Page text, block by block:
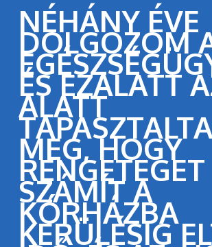
NÉHÁNY ÉVE
DOLGOZOM
ÉS EZALATT
ALATT
MEG, HOGY
RENGETEGET
SZÁMÍT A
KÓRHÁZBA
KERÜLÉSIG